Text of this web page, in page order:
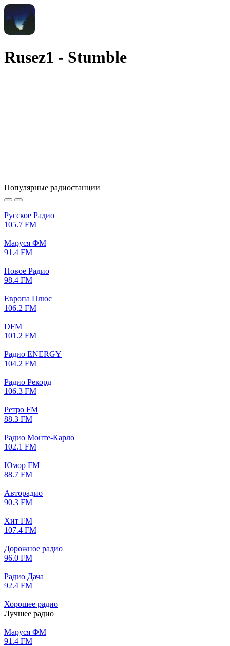
Rusez1 - Stumble
Популярные радиостанции
Русское Радио
105.7 FM
Маруся ФМ
91.4 FM
Новое Радио
98.4 FM
Европа Плюс
106.2 FM
DFM
101.2 FM
Радио ENERGY
104.2 FM
Радио Рекорд
106.3 FM
Ретро FM
88.3 FM
Радио Монте-Карло
102.1 FM
Юмор FM
88.7 FM
Авторадио
90.3 FM
Хит FM
107.4 FM
Дорожное радио
96.0 FM
Радио Дача
92.4 FM
Хорошее радио
Лучшее радио
Маруся ФМ
91.4 FM